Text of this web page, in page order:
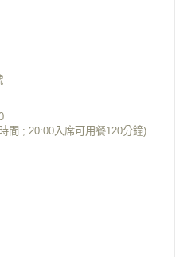
入席可用餐120分鐘)